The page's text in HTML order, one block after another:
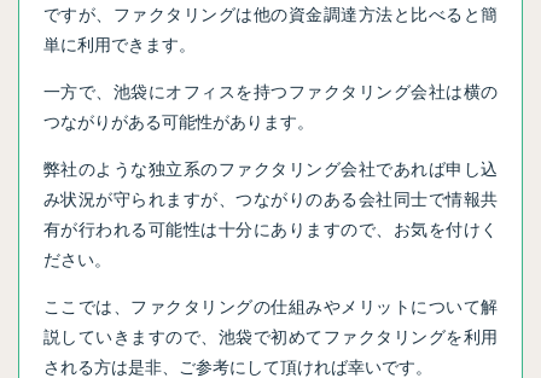
ですが、ファクタリングは他の資金調達方法と比べると簡
単に利用できます。
一方で、池袋にオフィスを持つファクタリング会社は横の
つながりがある可能性があります。
弊社のような独立系のファクタリング会社であれば申し込
み状況が守られますが、つながりのある会社同士で情報共
有が行われる可能性は十分にありますので、お気を付けく
ださい。
ここでは、ファクタリングの仕組みやメリットについて解
説していきますので、池袋で初めてファクタリングを利用
される方は是非、ご参考にして頂ければ幸いです。